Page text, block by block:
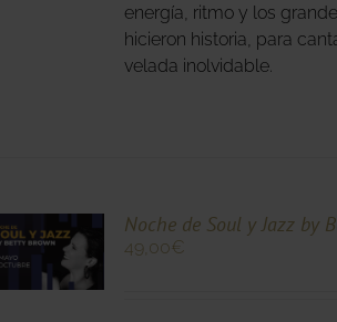
energía, ritmo y los
hicieron historia, para
velada inolvidable.
Noche de Soul y Jazz by
49,00€